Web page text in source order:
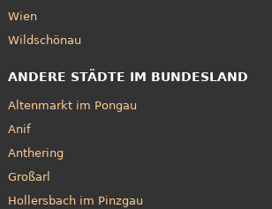
Wien
Wildschönau
ANDERE STÄDTE IM BUNDESLAND
Altenmarkt im Pongau
Anif
Anthering
Großarl
Hollersbach im Pinzgau